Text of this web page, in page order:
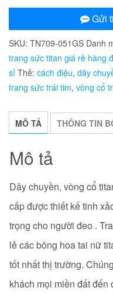
cổ
titan
mặt
hình
trái
cách
điệu
số
lượng
Gửi
SKU: TN709-051GS Danh
trang sức titan giá rẻ hàng
sỉ Thẻ: cách điệu, dây
trang sức trái tim, vòng cổ
MÔ TẢ THÔNG TIN
Mô tả
Dây chuyền, vòng cổ
cấp được thiết kế tinh
trọng cho người đeo .
lẻ các bông hoa tai nữ
tốt nhất thị trường.
khách mọi miền đất